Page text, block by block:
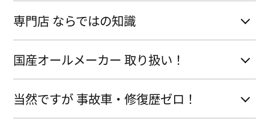
専門店 ならではの知識
国産オールメーカー 取り扱い！
当然ですが 事故車・修復歴ゼロ！